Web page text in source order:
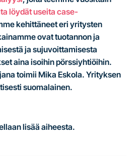
löydät useita case-
kehittäneet eri yritysten
ovat tuotannon ja
ja sujuvoittamisesta
aina isoihin pörssiyhtiöihin.
toimii Mika Eskola. Yrityksen
suomalainen.
lisää aiheesta.